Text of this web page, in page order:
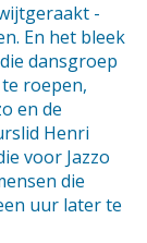
-
En het bleek
dansgroep
roepen,
en de
Henri
voor Jazzo
die
uur later te